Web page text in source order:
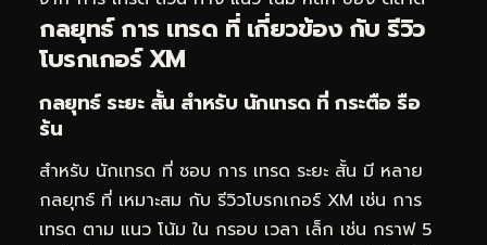
กลยุทธ์ การ เทรด ที่ เกี่ยวข้อง กับ รีวิว
โบรกเกอร์ XM
กลยุทธ์ ระยะ สั้น สำหรับ นักเทรด ที่ กระตือ รือ
ร้น
สำหรับ นักเทรด ที่ ชอบ การ เทรด ระยะ สั้น มี หลาย
กลยุทธ์ ที่ เหมาะสม กับ รีวิวโบรกเกอร์ XM เช่น การ
เทรด ตาม แนว โน้ม ใน กรอบ เวลา เล็ก เช่น กราฟ 5